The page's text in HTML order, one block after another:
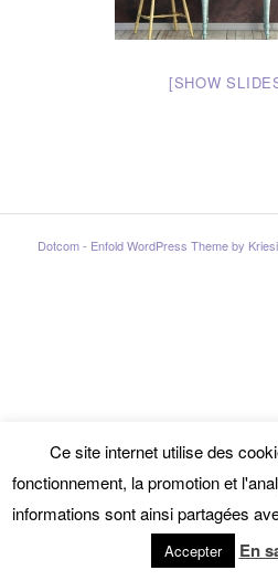
[SHOW
Dotcom - Enfold WordPress Theme by Kriesi
Ce site internet utilise des
fonctionnement, la promotion et
informations sont ainsi partagées
Accepter En